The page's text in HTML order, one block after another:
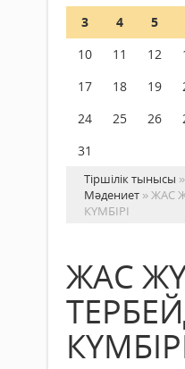
3
4 5
10
11 12
17
18 19
24
25 26
31
Тіршілік тынысы »
Мәдениет » ЖАС
КҮМБІРІ
ЖАС